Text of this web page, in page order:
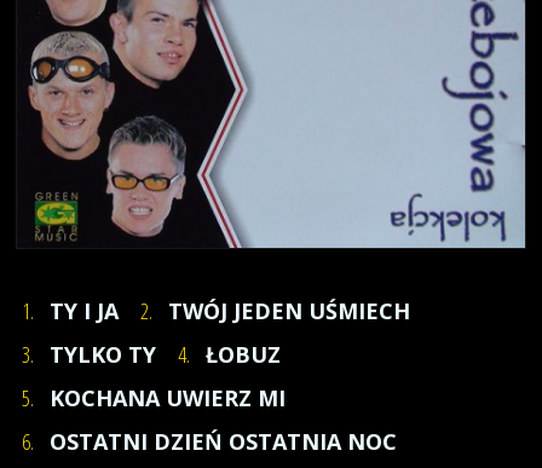
1. TY I JA 2.
TWÓJ JEDEN UŚMIECH
3.
TYLKO TY 4. ŁOBUZ
5.
KOCHANA UWIERZ MI
6.
OSTATNI DZIEŃ OSTATNIA NOC